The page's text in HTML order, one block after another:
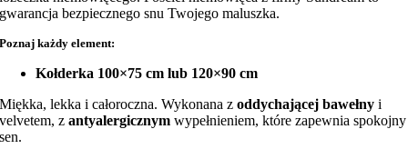
gwarancja bezpiecznego snu Twojego maluszka.
Poznaj każdy element:
Kołderka 100×75 cm lub 120×90 cm
Miękka, lekka i całoroczna. Wykonana zoddychającej bawełny i
velvetem, zantyalergicznym wypełnieniem, które zapewnia spokojny
sen.